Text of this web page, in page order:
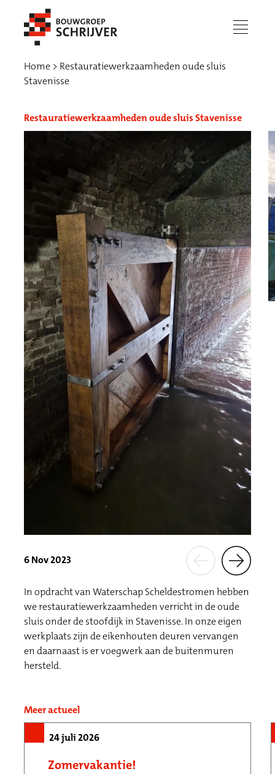
menu
Werken bij
Home
Restauratiewerkzaamheden oude sluis
Stavenisse
Restauratiewerkzaamheden oude sluis Stavenisse
6 Nov 2023
In opdracht van Waterschap Scheldestromen hebben
we restauratiewerkzaamheden verricht in de oude
sluis onder de stoofdijk in Stavenisse. In onze eigen
werkplaats zijn de eikenhouten deuren vervangen
en daarnaast is er voegwerk aan de buitenmuren
hersteld.
Meer actueel
24 juli 2026
Zomervakantie!